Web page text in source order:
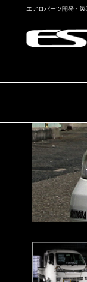
エアロパーツ開発・